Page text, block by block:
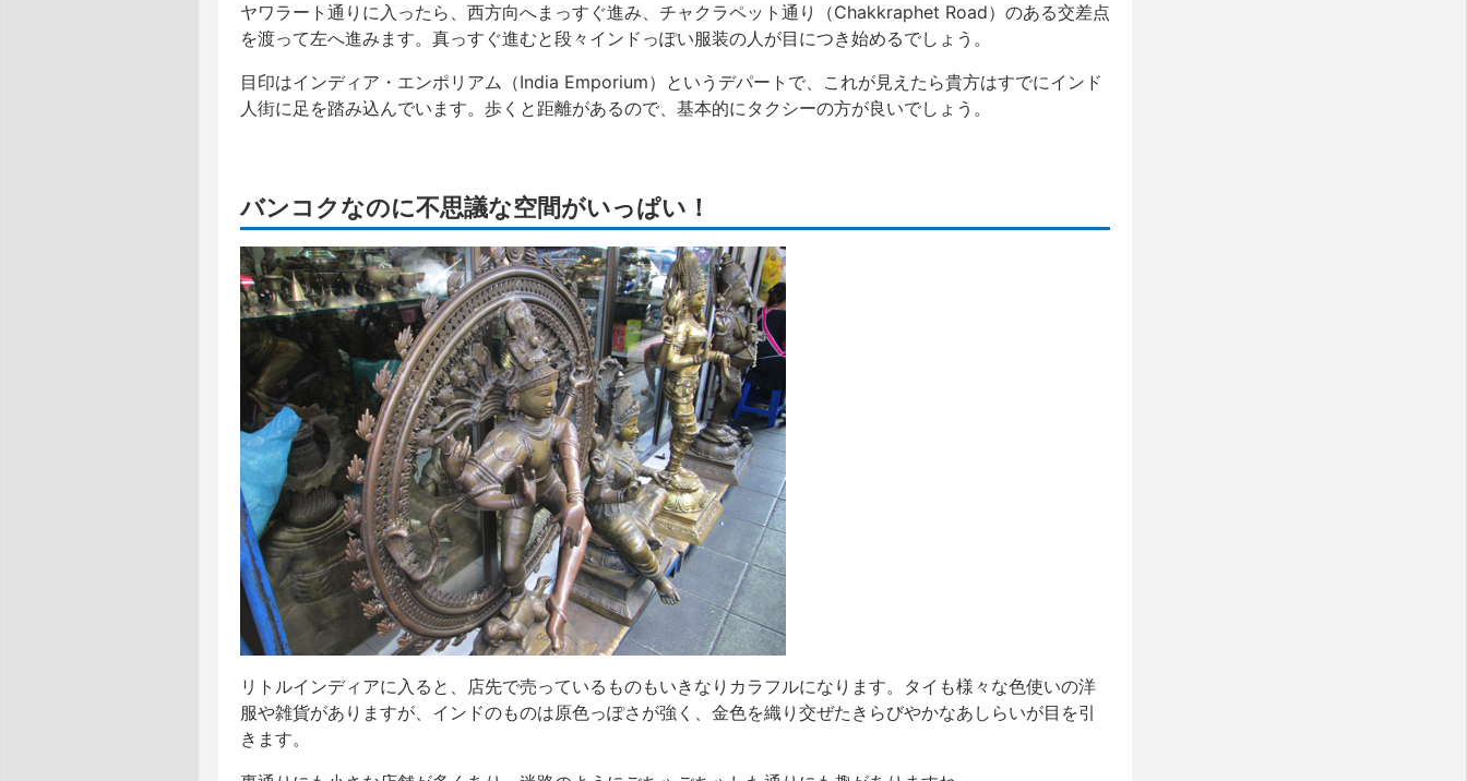
ヤワラート通りに入ったら、西方向へまっすぐ進み、チャクラペット通り（Chakkraphet Road）のある交差点
を渡って左へ進みます。真っすぐ進むと段々インドっぽい服装の人が目につき始めるでしょう。
目印はインディア・エンポリアム（India Emporium）というデパートで、これが見えたら貴方はすでにインド
人街に足を踏み込んでいます。歩くと距離があるので、基本的にタクシーの方が良いでしょう。
バンコクなのに不思議な空間がいっぱい！
リトルインディアに入ると、店先で売っているものもいきなりカラフルになります。タイも様々な色使いの洋
服や雑貨がありますが、インドのものは原色っぽさが強く、金色を織り交ぜたきらびやかなあしらいが目を引
きます。